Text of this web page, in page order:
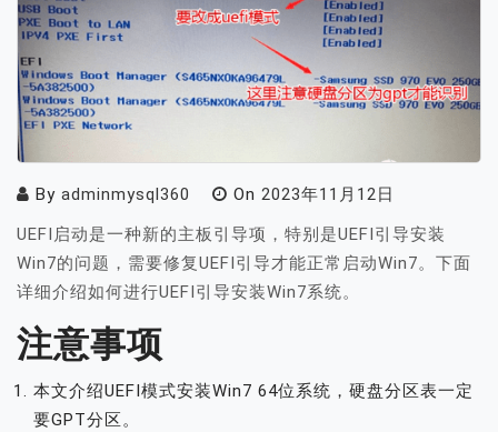
By adminmysql360 On 2023年11月12日
UEFI启动是一种新的主板引导项，特别是UEFI引导安装
Win7的问题，需要修复UEFI引导才能正常启动Win7。下面
详细介绍如何进行UEFI引导安装Win7系统。
注意事项
本文介绍UEFI模式安装Win7 64位系统，硬盘分区表一定
要GPT分区。